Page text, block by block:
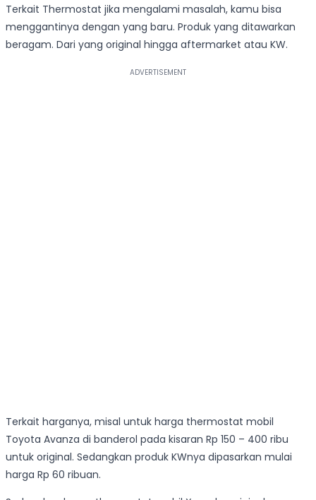
Terkait Thermostat jika mengalami masalah, kamu bisa
menggantinya dengan yang baru. Produk yang ditawarkan
beragam. Dari yang original hingga aftermarket atau KW.
Terkait harganya, misal untuk harga thermostat mobil
Toyota Avanza di banderol pada kisaran Rp 150 – 400 ribu
untuk original. Sedangkan produk KWnya dipasarkan mulai
harga Rp 60 ribuan.